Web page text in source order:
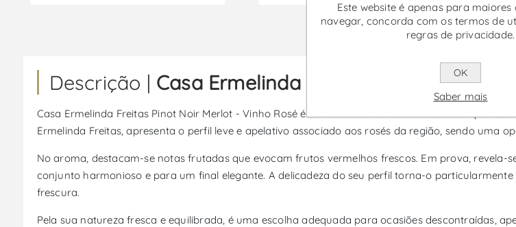
Promoções disponíveis de 30/06/
Descrição | Casa Ermelinda Freitas Pinot Noir
Casa Ermelinda Freitas Pinot Noir Merlot - Vinho Rosé é um rosé da Península de Setúbal que
Ermelinda Freitas, apresenta o perfil leve e apelativo associado aos rosés da região, sendo uma
No aroma, destacam-se notas frutadas que evocam frutos vermelhos frescos. Em prova,
conjunto harmonioso e para um final elegante. A delicadeza do seu perfil torna-o
frescura.
Pela sua natureza fresca e equilibrada, é uma escolha adequada para ocasiões descontraídas,
Este website é apenas para maiores
navegar, concorda com os termos de
regras de privacidade.
OK
Saber mais